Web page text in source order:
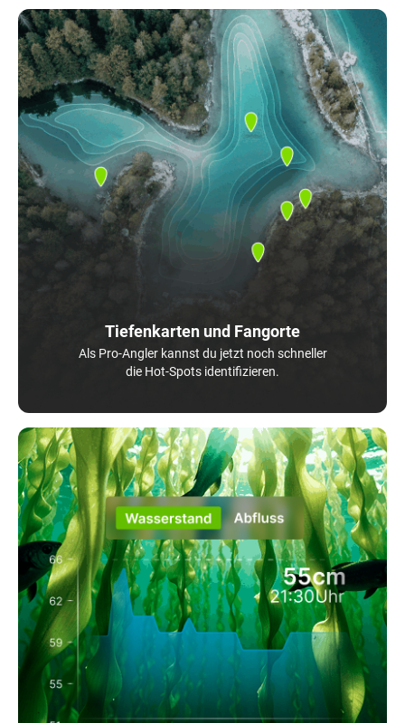
Tiefenkarten und Fangorte
Als Pro-Angler kannst du jetzt noch schneller
die Hot-Spots identifizieren.